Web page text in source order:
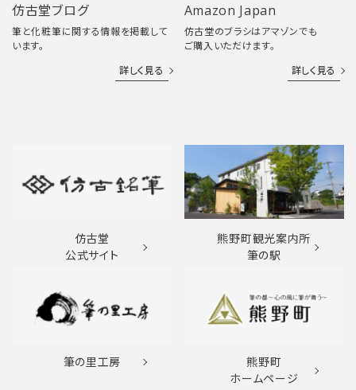
仿古堂ブログ
筆と化粧筆に関する情報を掲載して
います。
詳しく見る
Amazon Japan
仿古堂のブラシはアマゾンでも
ご購入いただけます。
詳しく見る
仿古堂
公式サイト
熊野町観光案内所
筆の駅
筆の里工房
熊野町
ホームページ